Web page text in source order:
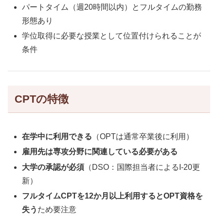
パートタイム（週20時間以内）とフルタイムの勤務
形態あり
学位取得に必要な授業として位置付けられることが
条件
CPTの特徴
在学中に利用できる （OPTは通常卒業後に利用）
雇用先は専攻分野に関連している必要がある
大学の承認が必須 （DSO：国際担当者によるI-20更
新）
フルタイムCPTを12か月以上利用するとOPT資格を
失う ため要注意